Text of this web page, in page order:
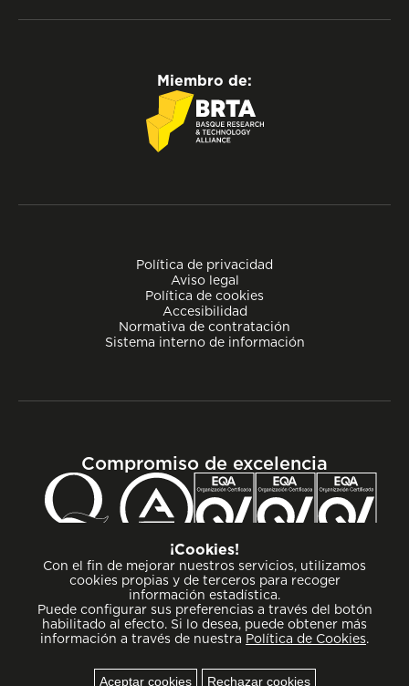
Política de privacidad
Aviso legal
Política de cookies
Accesibilidad
Normativa de contratación
Sistema interno de información
Miembro de:
Compromiso de excelencia
¡Cookies!
Con el fin de mejorar nuestros servicios, utilizamos
cookies propias y de terceros para recoger
información estadística.
Puede configurar sus preferencias a través del botón
habilitado al efecto. Si lo desea, puede obtener más
información a través de nuestra Política de Cookies.
Aceptar cookies Rechazar cookies